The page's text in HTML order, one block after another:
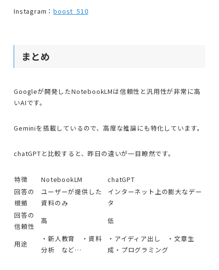
Instagram：boost_510
まとめ
Googleが開発したNotebookLMは信頼性と汎用性が非常に高
いAIです。
Geminiを搭載しているので、高度な推論にも特化しています。
chatGPTと比較すると、昨日の違いが一目瞭然です。
特徴 NotebookLM
chatGPT
回答の
根拠
ユーザーが提供した
資料のみ
インターネット上の膨大なデー
タ
回答の
信頼性
高 低
用途
・新人教育 ・資料
分析 など…
・アイディア出し ・文章生
成・プログラミング